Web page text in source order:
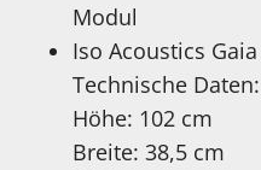
Modul
Iso Acoustics
Technische Daten:
Höhe: 102 cm
Breite: 38,5 cm